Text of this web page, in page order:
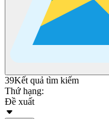
39Kết quả tìm kiếm
Thứ hạng:
Đề xuất